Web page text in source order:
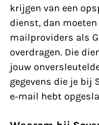
krijgen van een
dienst, dan
mailproviders als
overdragen. Die
jouw
gegevens die je bij
e-mail hebt